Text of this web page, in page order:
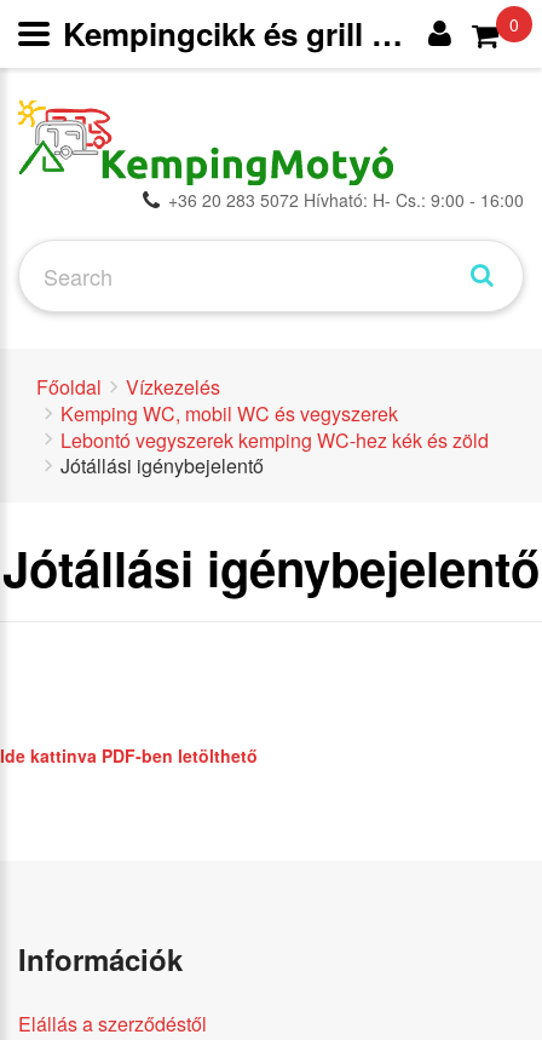
+36 20 283 5072 Hívható: H- Cs.: 9:00 - 16:00
0
Főoldal
Vízkezelés
Kemping WC, mobil WC és vegyszerek
Lebontó vegyszerek kemping WC-hez kék és zöld
Jótállási igénybejelentő
Jótállási igénybejelentő
Ide kattinva PDF-ben letölthető
Információk
Elállás a szerződéstől
Kempingcikk és grill webáruház